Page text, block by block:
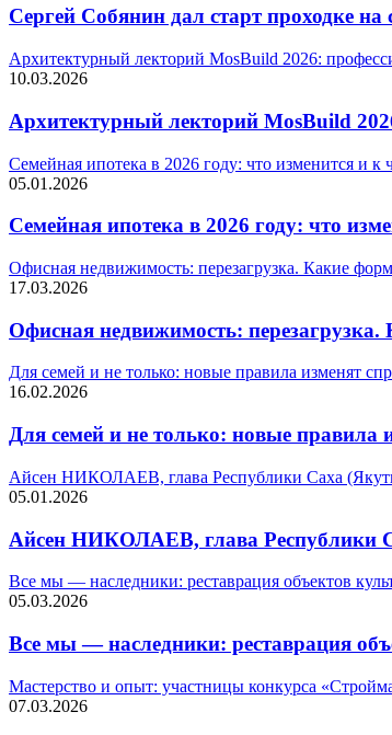
Сергей Собянин дал старт проходке
Архитектурный лекторий MosBuild 2026:
10.03.2026
Архитектурный лекторий MosBuild
Семейная ипотека в 2026 году: что изменится и к
05.01.2026
Семейная ипотека в 2026 году: что
Офисная недвижимость: перезагрузка. Какие
17.03.2026
Офисная недвижимость:
Для семей и не только: новые правила изменят
16.02.2026
Для семей и не только: новые правила
Айсен НИКОЛАЕВ, глава Республики Саха
05.01.2026
Айсен НИКОЛАЕВ, глава Республики
Все мы — наследники: реставрация объектов
05.03.2026
Все мы — наследники: реставрация
Мастерство и опыт: участницы конкурса
07.03.2026